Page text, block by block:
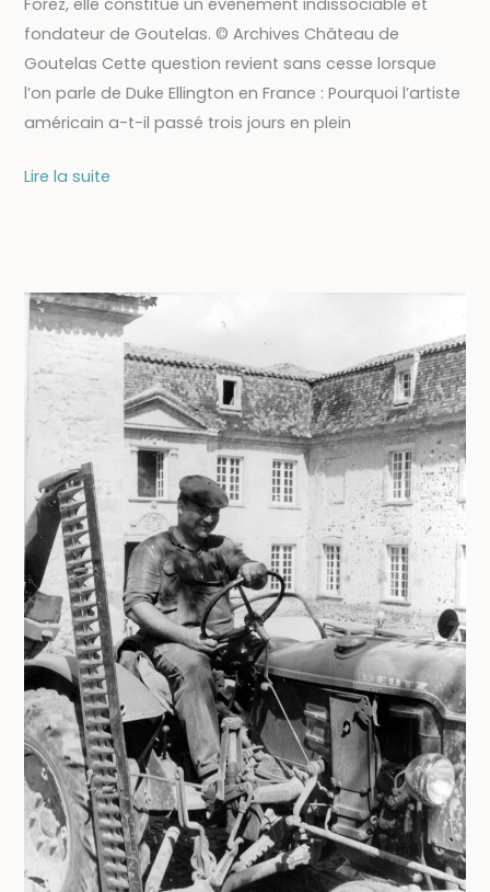
Forez, elle constitue un évènement indissociable et
fondateur de Goutelas. © Archives Château de
Goutelas Cette question revient sans cesse lorsque
l’on parle de Duke Ellington en France : Pourquoi l’artiste
américain a-t-il passé trois jours en plein
Duke
Lire la suite